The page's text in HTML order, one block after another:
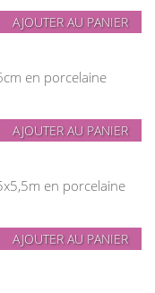
AJOUTER AU PANIER
en porcelaine
AJOUTER AU PANIER
en porcelaine
AJOUTER AU PANIER